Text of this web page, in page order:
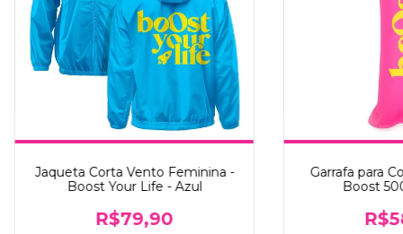
Jaqueta Corta Vento Feminina -
Boost Your Life - Azul
R$79,90
Garrafa para
Boost